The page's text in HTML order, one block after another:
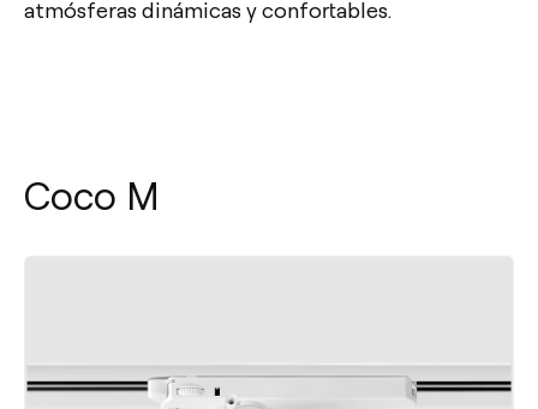
atmósferas dinámicas y confortables.
Coco M